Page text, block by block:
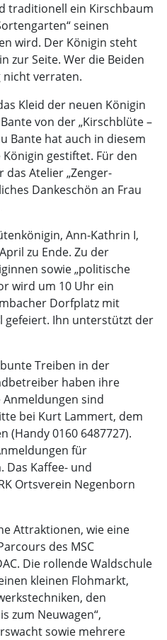
traditionell ein Kirschbaum
seinen
wird. Der Königin steht
zur Seite. Wer die Beiden
nicht verraten.
Kleid der neuen Königin
von der „Kirschblüte –
Bante hat auch in diesem
gestiftet. Für den
Atelier „Zenger-
Dankeschön an Frau
Ann-Kathrin I,
zu Ende. Zu der
sowie „politische
wird um 10 Uhr ein
Dorfplatz mit
gefeiert. Ihn unterstützt der
Treiben in der
haben ihre
sind
bei Kurt Lammert, dem
(Handy 0160 6487727).
für
Das Kaffee- und
Ortsverein Negenborn
Attraktionen, wie eine
des MSC
Die rollende Waldschule
kleinen Flohmarkt,
den
zum Neuwagen“,
sowie mehrere